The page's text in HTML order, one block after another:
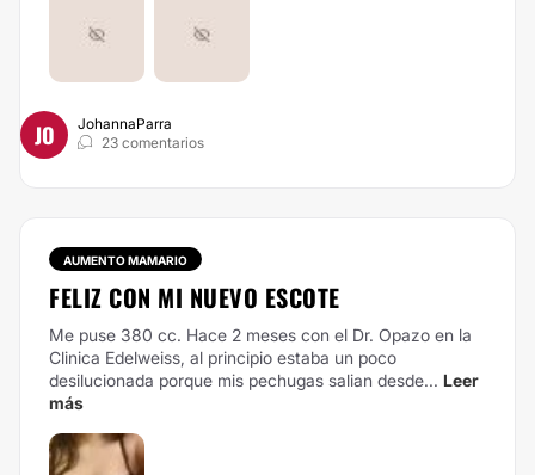
JO
JohannaParra
23 comentarios
AUMENTO MAMARIO
FELIZ CON MI NUEVO ESCOTE
Me puse 380 cc. Hace 2 meses con el Dr. Opazo en la
Clinica Edelweiss, al principio estaba un poco
desilucionada porque mis pechugas salian desde... Leer
más